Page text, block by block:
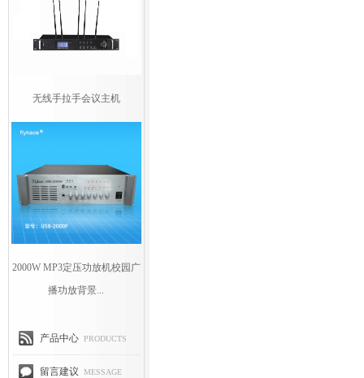
无线手拉手会议主机
2000W MP3定压功放机校园广
播功放背景...
产品中心 PRODUCTS
留言建议 MESSAGE